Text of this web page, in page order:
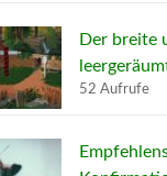
Der breite
52 Aufrufe